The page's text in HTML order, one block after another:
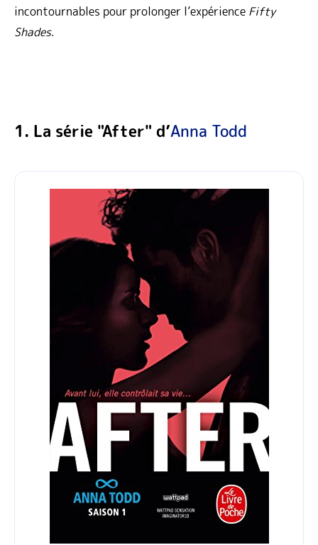
incontournables pour prolonger l’expérience Fifty
Shades.
1. La série "After" d’Anna Todd